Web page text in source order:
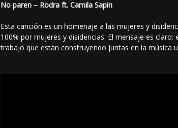
No paren – Rodra ft. Camila Sapin
Esta canción es un homenaje a las mujeres y
100% por mujeres y disidencias.⁣ El mensaje es claro:
trabajo que están construyendo juntas en la música